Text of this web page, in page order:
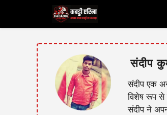
content
संदीप
संदीप एक
विशेष रूप से
संदीप ने